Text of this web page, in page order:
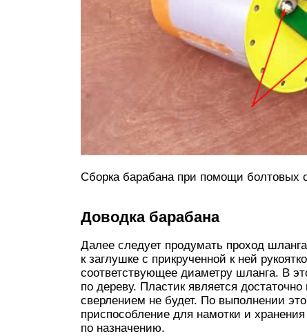
Сборка барабана при помощи
Доводка барабана
Далее следует продумать проход
к заглушке с прикрученной к ней
соответствующее диаметру шланга. В
по дереву. Пластик является
сверлением не будет. По выполнении
приспособление для намотки и
по назначению.